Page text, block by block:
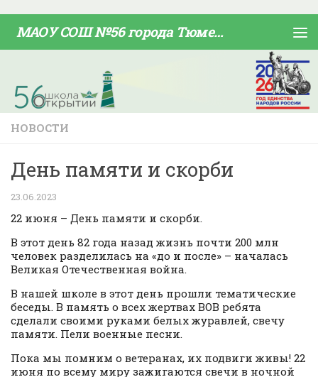
МАОУ СОШ №56 города Тюмени
НОВОСТИ
День памяти и скорби
23.06.2023
22 июня – День памяти и скорби.
В этот день 82 года назад жизнь почти 200 млн
человек разделилась на «до и после» – началась
Великая Отечественная война.
В нашей школе в этот день прошли тематические
беседы. В память о всех жертвах ВОВ ребята
сделали своими руками белых журавлей, свечу
памяти. Пели военные песни.
Пока мы помним о ветеранах, их подвиги живы! 22
июня по всему миру зажигаются свечи в ночной